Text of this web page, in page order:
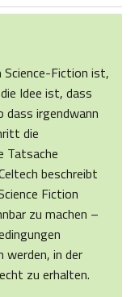
Fiction ist,
Idee ist, dass
irgendwann
die
Tatsache
beschreibt
Fiction
zu machen –
werden, in der
zu erhalten.